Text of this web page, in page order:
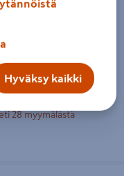
kpl
€/ kpl
28 myymälästä
Hyväksy kaikki